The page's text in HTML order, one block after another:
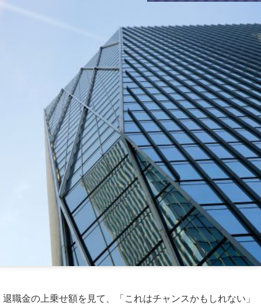
職金の上乗せ額を見て、「これはチャンスかもしれない」